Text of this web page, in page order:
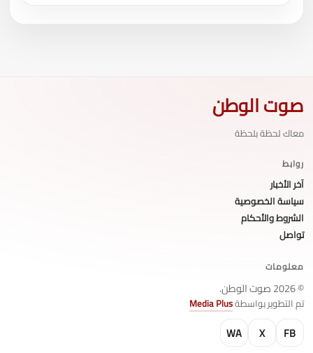
صوت الوطن
معاك لحظة بلحظة
روابط
آخر الأخبار
سياسة الخصوصية
الشروط والأحكام
تواصل
معلومات
© 2026 صوت الوطن.
تم التطوير بواسطةMedia Plus
FB
X
WA